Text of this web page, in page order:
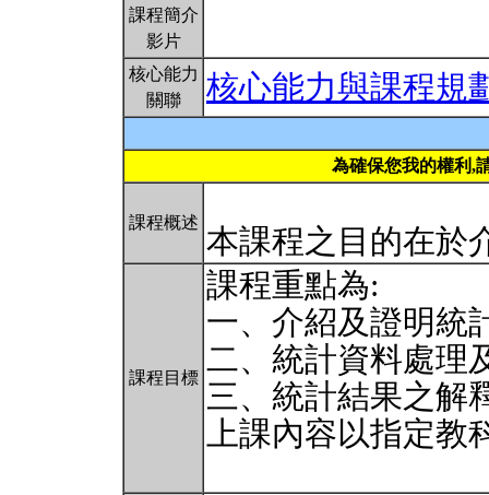
課程簡介
影片
核心能力
關聯
核心能力與課程規
為確保您我的權利,
課程概述
本課程之目的在於
課程目標
課程重點為:
一、介紹及證明統
二、統計資料處理
三、統計結果之解
上課內容以指定教